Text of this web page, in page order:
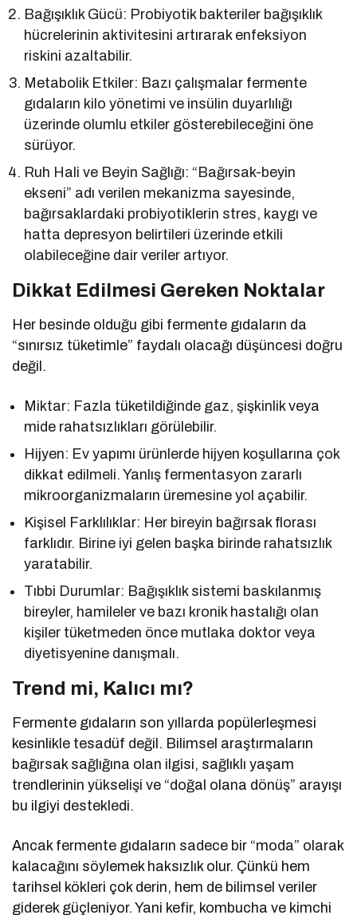
Bağışıklık Gücü: Probiyotik bakteriler bağışıklık
hücrelerinin aktivitesini artırarak enfeksiyon
riskini azaltabilir.
Metabolik Etkiler: Bazı çalışmalar fermente
gıdaların kilo yönetimi ve insülin duyarlılığı
üzerinde olumlu etkiler gösterebileceğini öne
sürüyor.
Ruh Hali ve Beyin Sağlığı: “Bağırsak-beyin
ekseni” adı verilen mekanizma sayesinde,
bağırsaklardaki probiyotiklerin stres, kaygı ve
hatta depresyon belirtileri üzerinde etkili
olabileceğine dair veriler artıyor.
Dikkat Edilmesi Gereken Noktalar
Her besinde olduğu gibi fermente gıdaların da
“sınırsız tüketimle” faydalı olacağı düşüncesi doğru
değil.
Miktar: Fazla tüketildiğinde gaz, şişkinlik veya
mide rahatsızlıkları görülebilir.
Hijyen: Ev yapımı ürünlerde hijyen koşullarına çok
dikkat edilmeli. Yanlış fermentasyon zararlı
mikroorganizmaların üremesine yol açabilir.
Kişisel Farklılıklar: Her bireyin bağırsak florası
farklıdır. Birine iyi gelen başka birinde rahatsızlık
yaratabilir.
Tıbbi Durumlar: Bağışıklık sistemi baskılanmış
bireyler, hamileler ve bazı kronik hastalığı olan
kişiler tüketmeden önce mutlaka doktor veya
diyetisyenine danışmalı.
Trend mi, Kalıcı mı?
Fermente gıdaların son yıllarda popülerleşmesi
kesinlikle tesadüf değil. Bilimsel araştırmaların
bağırsak sağlığına olan ilgisi, sağlıklı yaşam
trendlerinin yükselişi ve “doğal olana dönüş” arayışı
bu ilgiyi destekledi.
Ancak fermente gıdaların sadece bir “moda” olarak
kalacağını söylemek haksızlık olur. Çünkü hem
tarihsel kökleri çok derin, hem de bilimsel veriler
giderek güçleniyor. Yani kefir, kombucha ve kimchi